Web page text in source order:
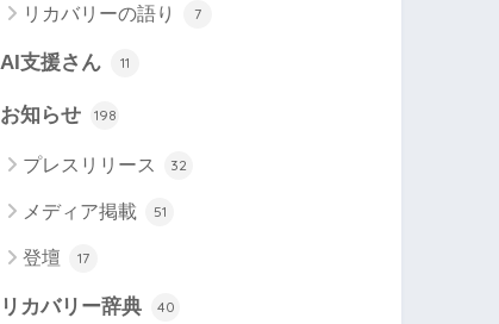
リカバリーの語り 7
AI支援さん 11
お知らせ 198
プレスリリース 32
メディア掲載 51
登壇 17
リカバリー辞典 40